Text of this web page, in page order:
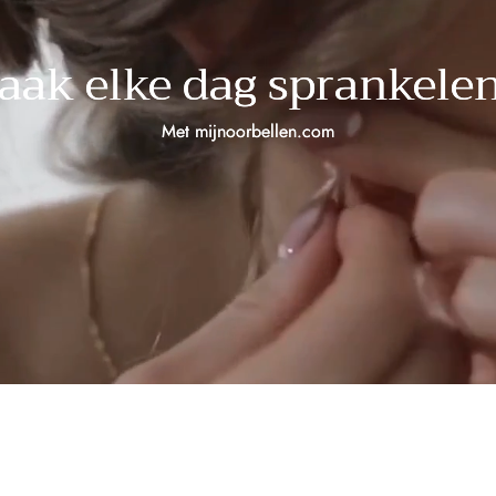
elke dag
Met mijnoorbellen.com